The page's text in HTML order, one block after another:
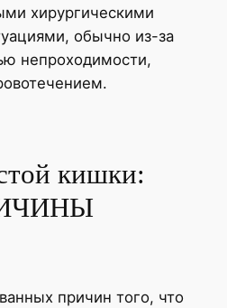
хирургическими
обычно из-за
непроходимости,
кишки:
причин того, что